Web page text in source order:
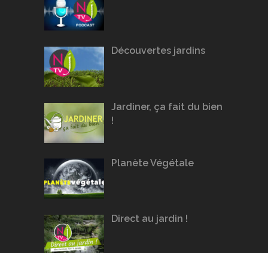
Découvertes jardins
Jardiner, ça fait du bien
!
Planète Végétale
Direct au jardin !